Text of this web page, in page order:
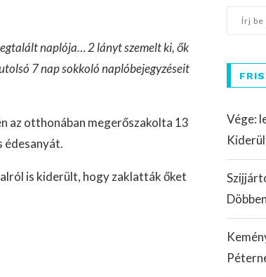
naplója… 2 lányt szemelt ki, ők
7 nap sokkoló naplóbejegyzéseit
az otthonában megerőszakolta 13
édesanyát.
is kiderült, hogy zaklatták őket
Vége: